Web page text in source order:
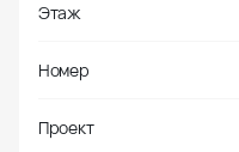
Этаж
Номер
Проект